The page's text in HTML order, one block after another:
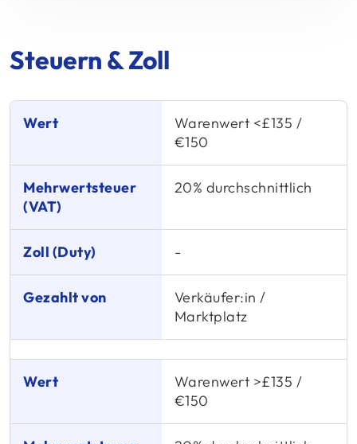
Steuern & Zoll
Wert
Mehrwertsteuer (VAT)
Gezahlt von
Warenwert <£135 /
€150
20% durchschnittlich
-
Verkäufer:in /
Marktplatz
Warenwert >£135 /
€150